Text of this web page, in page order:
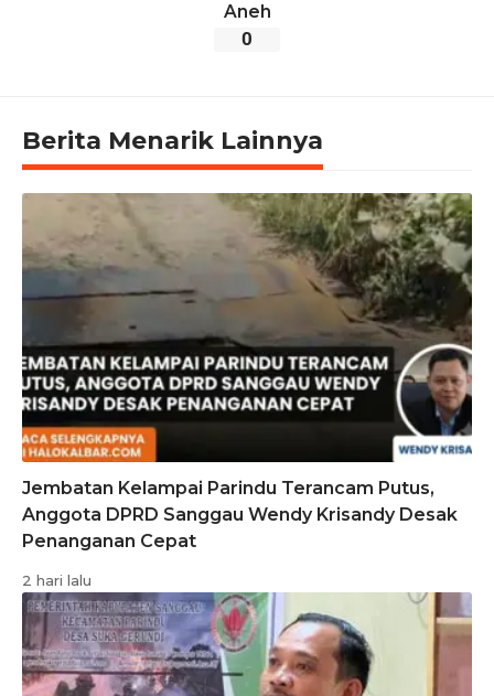
Aneh
0
Berita Menarik Lainnya
Jembatan Kelampai Parindu Terancam Putus,
Anggota DPRD Sanggau Wendy Krisandy Desak
Penanganan Cepat
2 hari lalu